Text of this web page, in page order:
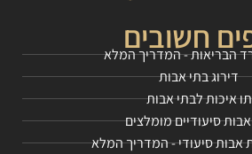
חשובים
הבריאות - המדריך המלא
דירוג בתי אבות
תו איכות לבתי אבות
סיעודיים מומלצים
אבות סיעודי - המדריך המלא